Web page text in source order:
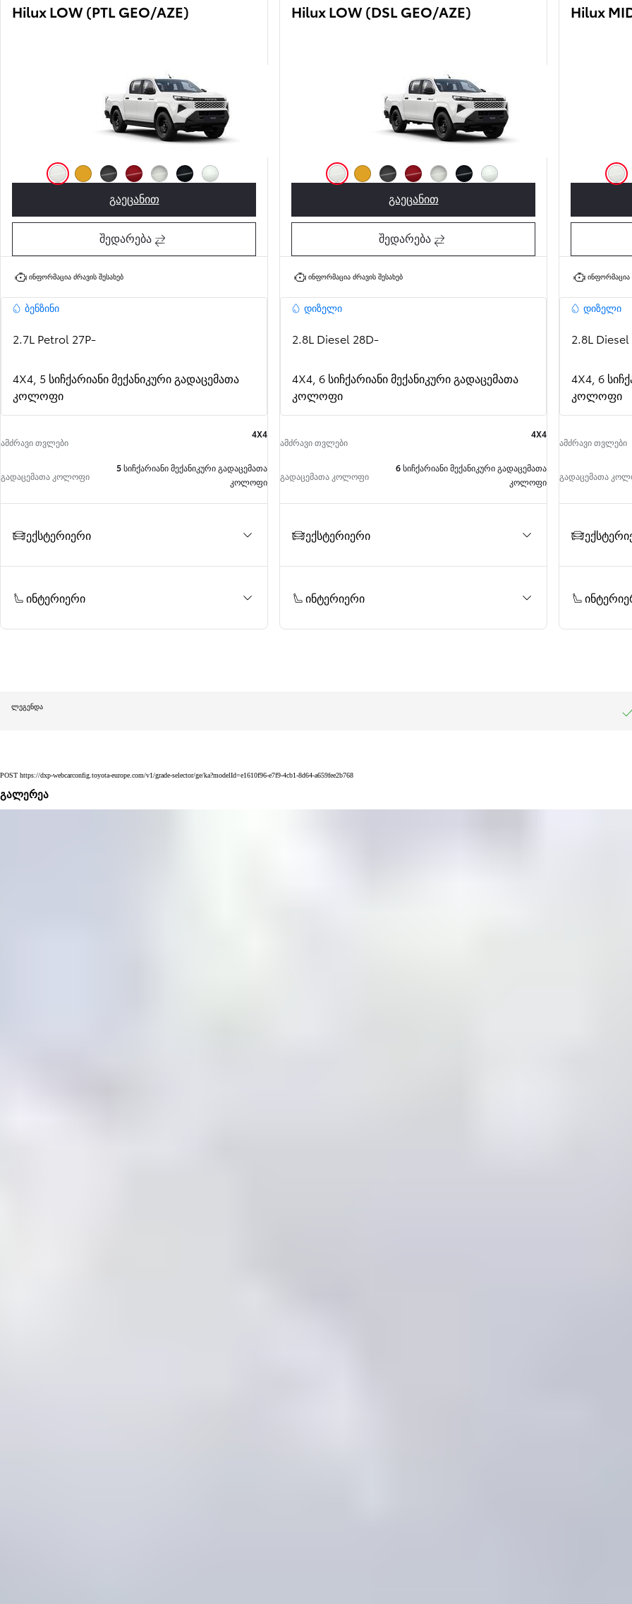
საწყისი ფასი
Hilux LOW (PTL GEO/AZE)
წმინდა თეთრი (040)
გაეცანითHilux LOW (PTL GEO/AZE)
შედარება
ინფორმაცია ძრავის შესახებ
ბენზინი
2.7L Petrol 27P-
4X4, 5 სიჩქარიანი მექანიკური გადაცემათა
კოლოფი
ამძრავი თვლები
4X4
გადაცემათა კოლოფი
5 სიჩქარიანი მექანიკური გადაცემათა
კოლოფი
ექსტერიერი
ინტერიერი
Hilux LOW (DSL GEO/AZE)
წმინდა თეთრი (040)
გაეცანითHilux LOW (DSL GEO/AZE)
შედარება
ინფორმაცია ძრავის შესახებ
დიზელი
2.8L Diesel 28D-
4X4, 6 სიჩქარიანი მექანიკური გადაცემათა
კოლოფი
ამძრავი თვლები
4X4
გადაცემათა კოლოფი
6 სიჩქარიანი მექანიკური გადაცემათა
კოლოფი
ექსტერიერი
ინტერიერი
Hilux
ინფორმაცია
დიზელი
2.8L
4X4, 6
კოლოფი
ამძრავი თვლები
გადაცემათა
ლეგენდა
POST https://dxp-webcarconfig.toyota-europe.com/v1/grade-selector/ge/ka?modelId=e1610f96-e7f9-4cb1-8d64-a659fee2b768
გალერეა